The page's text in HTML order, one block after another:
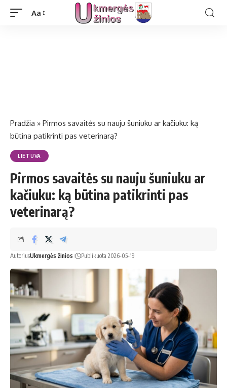
Aa
Pradžia » Pirmos savaitės su nauju šuniuku ar kačiuku: ką
būtina patikrinti pas veterinarą?
LIETUVA
Pirmos savaitės su nauju šuniuku ar
kačiuku: ką būtina patikrinti pas
veterinarą?
AutoriusUkmergės žinios Publikuota 2026-05-19